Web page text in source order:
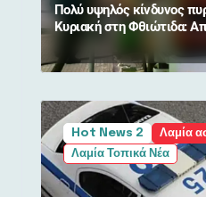
Πολύ υψηλός κίνδυνος
Κυριακή στη Φθιώτιδα:
NATURA
Hot News 2
Λαμία
Λαμία Τοπικά Νέα